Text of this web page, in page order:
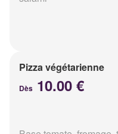
Pizza végétarienne
Dès 10.00 €